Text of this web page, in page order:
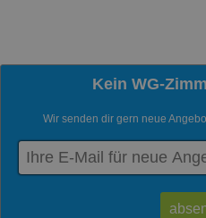
Kein WG-
Wir senden dir gern neue